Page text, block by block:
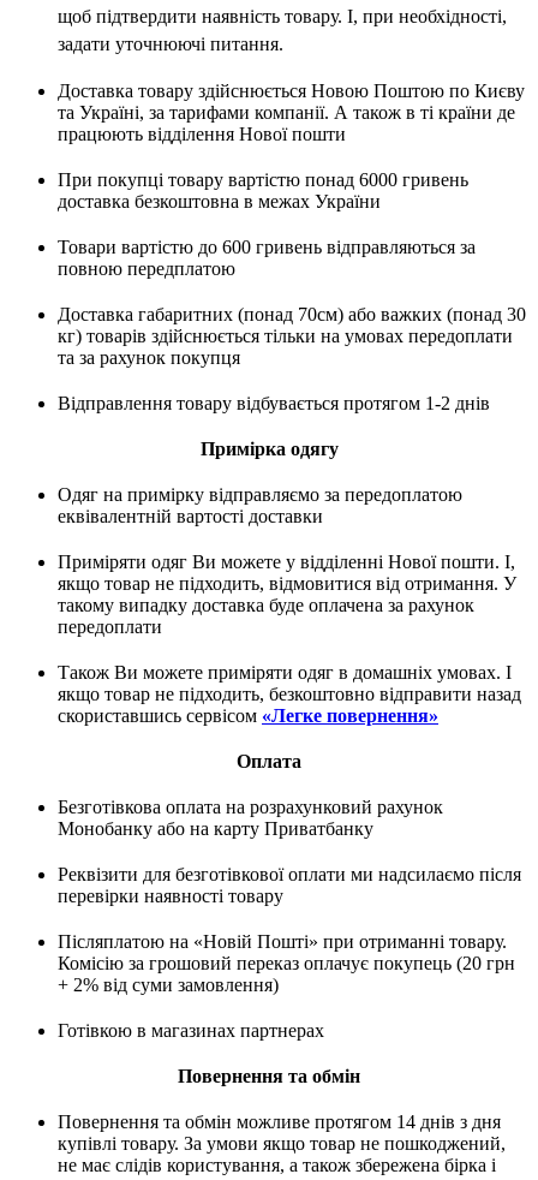
щоб підтвердити наявність товару. І, при необхідності,
задати уточнюючі питання.
Доставка товару здійснюється Новою Поштою по Києву
та Україні, за тарифами компанії. А також в ті країни де
працюють відділення Нової пошти
При покупці товару вартістю понад 6000 гривень
доставка безкоштовна в межах України
Товари вартістю до 600 гривень відправляються за
повною передплатою
Доставка габаритних (понад 70см) або важких (понад 30
кг) товарів здійснюється тільки на умовах передоплати
та за рахунок покупця
Відправлення товару відбувається протягом 1-2 днів
Примірка одягу
Одяг на примірку відправляємо за передоплатою
еквівалентній вартості доставки
Приміряти одяг Ви можете у відділенні Нової пошти. І,
якщо товар не підходить, відмовитися від отримання. У
такому випадку доставка буде оплачена за рахунок
передоплати
Також Ви можете приміряти одяг в домашніх умовах. І
якщо товар не підходить, безкоштовно відправити назад
скориставшись сервісом «Легке повернення»
Оплата
Безготівкова оплата на розрахунковий рахунок
Монобанку або на карту Приватбанку
Реквізити для безготівкової оплати ми надсилаємо після
перевірки наявності товару
Післяплатою на «Новій Пошті» при отриманні товару.
Комісію за грошовий переказ оплачує покупець (20 грн
+ 2% від суми замовлення)
Готівкою в магазинах партнерах
Повернення та обмін
Повернення та обмін можливе протягом 14 днів з дня
купівлі товару. За умови якщо товар не пошкоджений,
не має слідів користування, а також збережена бірка і